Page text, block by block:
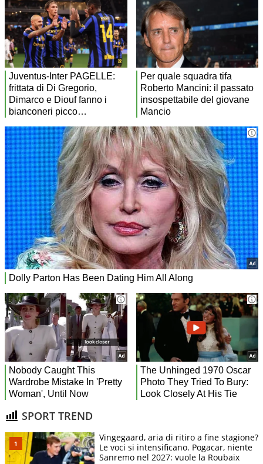
SPORT TREND
Vingegaard, aria di ritiro a fine stagione?
Le voci si intensificano. Pogacar, niente
Sanremo nel 2027: vuole la Roubaix